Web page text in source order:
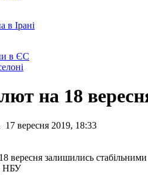
в Ірані
в ЄС
на 18
вересня 2019, 18:33
НБУ